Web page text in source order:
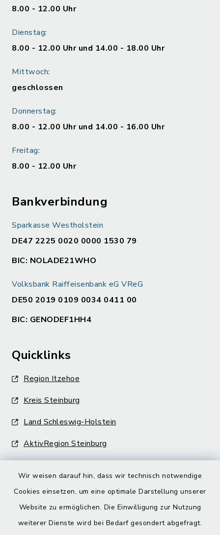
Wir weisen darauf hin, dass wir technisch notwendige
Cookies einsetzen, um eine optimale Darstellung unserer
Website zu ermöglichen. Die Einwilligung zur Nutzung
weiterer Dienste wird bei Bedarf gesondert abgefragt.
8.00 - 12.00 Uhr
Dienstag:
8.00 - 12.00 Uhr und 14.00 - 18.00 Uhr
Mittwoch:
geschlossen
Donnerstag:
8.00 - 12.00 Uhr und 14.00 - 16.00 Uhr
Freitag:
8.00 - 12.00 Uhr
Bankverbindung
Sparkasse Westholstein
DE47 2225 0020 0000 1530 79
BIC: NOLADE21WHO
Volksbank Raiffeisenbank eG VReG
DE50 2019 0109 0034 0411 00
BIC: GENODEF1HH4
Quicklinks
Region Itzehoe
Kreis Steinburg
Land Schleswig-Holstein
AktivRegion Steinburg